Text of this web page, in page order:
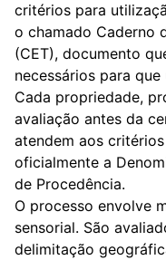
critérios para
o chamado Caderno
(CET), documento
necessários para
Cada propriedade,
avaliação antes da
atendem aos
oficialmente a
de Procedência.
O processo envolve
sensorial. São
delimitação